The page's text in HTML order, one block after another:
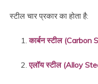
स्टील चार प्रकार का होता है:
कार्बन स्टील (Carbon
एलॉय स्टील (Alloy